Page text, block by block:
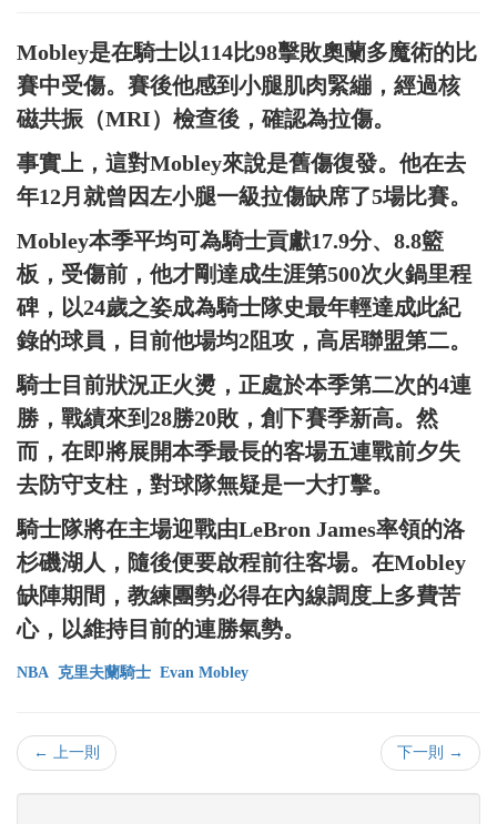
Mobley是在騎士以114比98擊敗奧蘭多魔術的比
賽中受傷。賽後他感到小腿肌肉緊繃，經過核
磁共振（MRI）檢查後，確認為拉傷。
事實上，這對Mobley來說是舊傷復發。他在去
年12月就曾因左小腿一級拉傷缺席了5場比賽。
Mobley本季平均可為騎士貢獻17.9分、8.8籃
板，受傷前，他才剛達成生涯第500次火鍋里程
碑，以24歲之姿成為騎士隊史最年輕達成此紀
錄的球員，目前他場均2阻攻，高居聯盟第二。
騎士目前狀況正火燙，正處於本季第二次的4連
勝，戰績來到28勝20敗，創下賽季新高。然
而，在即將展開本季最長的客場五連戰前夕失
去防守支柱，對球隊無疑是一大打擊。
騎士隊將在主場迎戰由LeBron James率領的洛
杉磯湖人，隨後便要啟程前往客場。在Mobley
缺陣期間，教練團勢必得在內線調度上多費苦
心，以維持目前的連勝氣勢。
NBA 克里夫蘭騎士 Evan Mobley
← 上一則 下一則 →